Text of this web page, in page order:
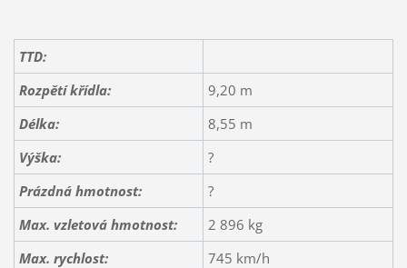
TTD:
Rozpětí křídla:
9,20 m
Délka:
8,55 m
Výška:
?
Prázdná hmotnost:
?
Max. vzletová hmotnost:
2 896 kg
Max. rychlost:
745 km/h